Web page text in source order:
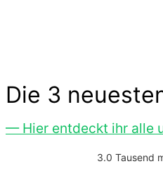
Die 3
— Hier entdeckt ihr alle
3.0 Tausend